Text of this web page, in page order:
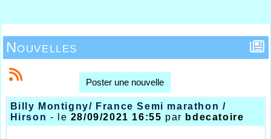
Nouvelles
Poster une nouvelle
Billy Montigny/ France Semi marathon /
Hirson - le 28/09/2021 16:55 par bdecatoire